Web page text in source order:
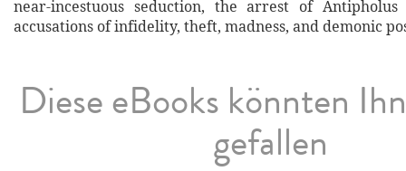
near-incestuous seduction, the arrest of Antipholus
accusations of infidelity, theft, madness, and demonic
Diese eBooks könnten
gefallen